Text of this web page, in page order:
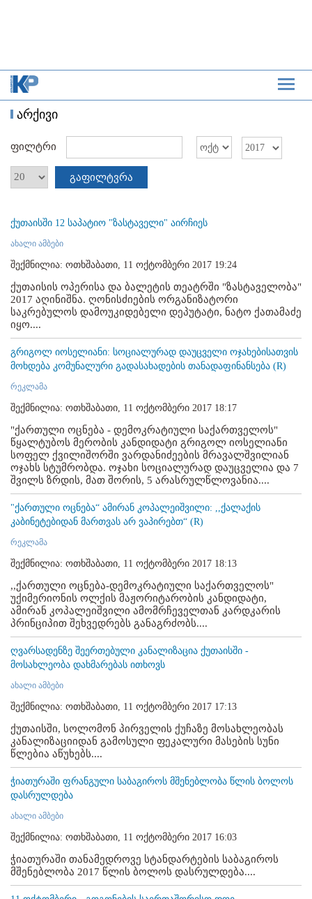
არქივი
ფილტრი
გაფილტვრა
ქუთაისში 12 საპატიო "ზასტაველი" აირჩიეს
ახალი ამბები
შექმნილია: ოთხშაბათი, 11 ოქტომბერი 2017 19:24
ქუთაისის ოპერისა და ბალეტის თეატრში "ზასტაველობა"
2017 აღინიშნა. ღონისძიების ორგანიზატორი
საკრებულოს დამოუკიდებელი დეპუტატი, ნატო ქათამაძე
იყო....
გრიგოლ იოსელიანი: სოციალურად დაუცველი ოჯახებისათვის
მოხდება კომუნალური გადასახადების თანადაფინანსება (R)
რეკლამა
შექმნილია: ოთხშაბათი, 11 ოქტომბერი 2017 18:17
"ქართული ოცნება - დემოკრატიული საქართველოს"
წყალტუბოს მერობის კანდიდატი გრიგოლ იოსელიანი
სოფელ ქვილიშორში ვარდანიძეების მრავალშვილიან
ოჯახს სტუმრობდა. ოჯახი სოციალურად დაუცველია და 7
შვილს ზრდის, მათ შორის, 5 არასრულწლოვანია....
"ქართული ოცნება“ ამირან კოპალეიშვილი: ,,ქალაქის
კაბინეტებიდან მართვას არ ვაპირებთ“ (R)
რეკლამა
შექმნილია: ოთხშაბათი, 11 ოქტომბერი 2017 18:13
,,ქართული ოცნება-დემოკრატიული საქართველოს"
უქიმერიონის ოლქის მაჟორიტარობის კანდიდატი,
ამირან კოპალეიშვილი ამომრჩეველთან კარდკარის
პრინციპით შეხვედრებს განაგრძობს....
ღვარსადენზე შეერთებული კანალიზაცია ქუთაისში -
მოსახლეობა დახმარებას ითხოვს
ახალი ამბები
შექმნილია: ოთხშაბათი, 11 ოქტომბერი 2017 17:13
ქუთაისში, სოლომონ პირველის ქუჩაზე მოსახლეობას
კანალიზაციიდან გამოსული ფეკალური მასების სუნი
წლებია აწუხებს....
ჭიათურაში ფრანგული საბაგიროს მშენებლობა წლის ბოლოს
დასრულდება
ახალი ამბები
შექმნილია: ოთხშაბათი, 11 ოქტომბერი 2017 16:03
ჭიათურაში თანამედროვე სტანდარტების საბაგიროს
მშენებლობა 2017 წლის ბოლოს დასრულდება....